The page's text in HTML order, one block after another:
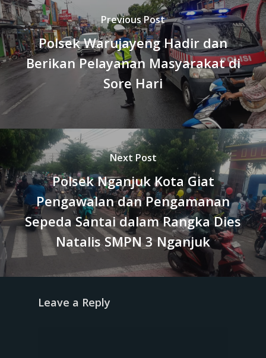
Previous Post
Polsek Warujayeng Hadir dan
Berikan Pelayanan Masyarakat di
Sore Hari
Next Post
Polsek Nganjuk Kota Giat
Pengawalan dan Pengamanan
Sepeda Santai dalam Rangka Dies
Natalis SMPN 3 Nganjuk
Leave a Reply